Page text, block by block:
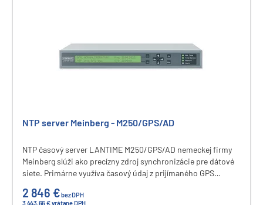
NTP server Meinberg - M250/GPS/AD
NTP časový server LANTIME M250/GPS/AD nemeckej firmy
Meinberg slúži ako precízny zdroj synchronizácie pre dátové
siete. Primárne využíva časový údaj z prijímaného GPS
2 846 €bez DPH
3 443,66 € vrátane DPH